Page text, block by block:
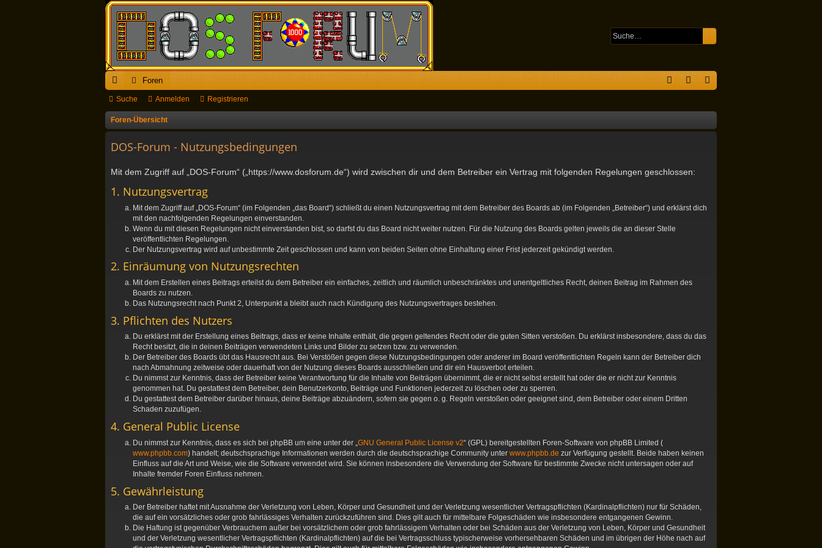
ch
ne
riff
Foren
n
Suche Anmelden Registrieren
Foren-Übersicht
DOS-Forum - Nutzungsbedingungen
Mit dem Zugriff auf „DOS-Forum“ („https://www.dosforum.de“) wird zwischen dir und dem Betreiber ein Vertrag mit folgenden Regelungen geschlossen:
1. Nutzungsvertrag
Mit dem Zugriff auf „DOS-Forum“ (im Folgenden „das Board“) schließt du einen Nutzungsvertrag mit dem Betreiber des Boards ab (im Folgenden „Betreiber“) und erklärst dich
mit den nachfolgenden Regelungen einverstanden.
Wenn du mit diesen Regelungen nicht einverstanden bist, so darfst du das Board nicht weiter nutzen. Für die Nutzung des Boards gelten jeweils die an dieser Stelle
veröffentlichten Regelungen.
Der Nutzungsvertrag wird auf unbestimmte Zeit geschlossen und kann von beiden Seiten ohne Einhaltung einer Frist jederzeit gekündigt werden.
2. Einräumung von Nutzungsrechten
Mit dem Erstellen eines Beitrags erteilst du dem Betreiber ein einfaches, zeitlich und räumlich unbeschränktes und unentgeltliches Recht, deinen Beitrag im Rahmen des
Boards zu nutzen.
Das Nutzungsrecht nach Punkt 2, Unterpunkt a bleibt auch nach Kündigung des Nutzungsvertrages bestehen.
3. Pflichten des Nutzers
Du erklärst mit der Erstellung eines Beitrags, dass er keine Inhalte enthält, die gegen geltendes Recht oder die guten Sitten verstoßen. Du erklärst insbesondere, dass du das
Recht besitzt, die in deinen Beiträgen verwendeten Links und Bilder zu setzen bzw. zu verwenden.
Der Betreiber des Boards übt das Hausrecht aus. Bei Verstößen gegen diese Nutzungsbedingungen oder anderer im Board veröffentlichten Regeln kann der Betreiber dich
nach Abmahnung zeitweise oder dauerhaft von der Nutzung dieses Boards ausschließen und dir ein Hausverbot erteilen.
Du nimmst zur Kenntnis, dass der Betreiber keine Verantwortung für die Inhalte von Beiträgen übernimmt, die er nicht selbst erstellt hat oder die er nicht zur Kenntnis
genommen hat. Du gestattest dem Betreiber, dein Benutzerkonto, Beiträge und Funktionen jederzeit zu löschen oder zu sperren.
Du gestattest dem Betreiber darüber hinaus, deine Beiträge abzuändern, sofern sie gegen o. g. Regeln verstoßen oder geeignet sind, dem Betreiber oder einem Dritten
Schaden zuzufügen.
4. General Public License
Du nimmst zur Kenntnis, dass es sich bei phpBB um eine unter der „ GNU General Public License v2“ (GPL) bereitgestellten Foren-Software von phpBB Limited (
www.phpbb.com) handelt; deutschsprachige Informationen werden durch die deutschsprachige Community unter www.phpbb.de zur Verfügung gestellt. Beide haben keinen
Einfluss auf die Art und Weise, wie die Software verwendet wird. Sie können insbesondere die Verwendung der Software für bestimmte Zwecke nicht untersagen oder auf
Inhalte fremder Foren Einfluss nehmen.
5. Gewährleistung
Der Betreiber haftet mit Ausnahme der Verletzung von Leben, Körper und Gesundheit und der Verletzung wesentlicher Vertragspflichten (Kardinalpflichten) nur für Schäden,
die auf ein vorsätzliches oder grob fahrlässiges Verhalten zurückzuführen sind. Dies gilt auch für mittelbare Folgeschäden wie insbesondere entgangenen Gewinn.
Die Haftung ist gegenüber Verbrauchern außer bei vorsätzlichem oder grob fahrlässigem Verhalten oder bei Schäden aus der Verletzung von Leben, Körper und Gesundheit
und der Verletzung wesentlicher Vertragspflichten (Kardinalpflichten) auf die bei Vertragsschluss typischerweise vorhersehbaren Schäden und im übrigen der Höhe nach auf